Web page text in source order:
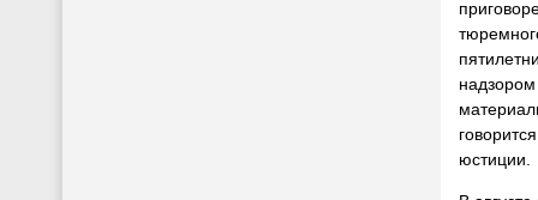
надзором
юстиции.